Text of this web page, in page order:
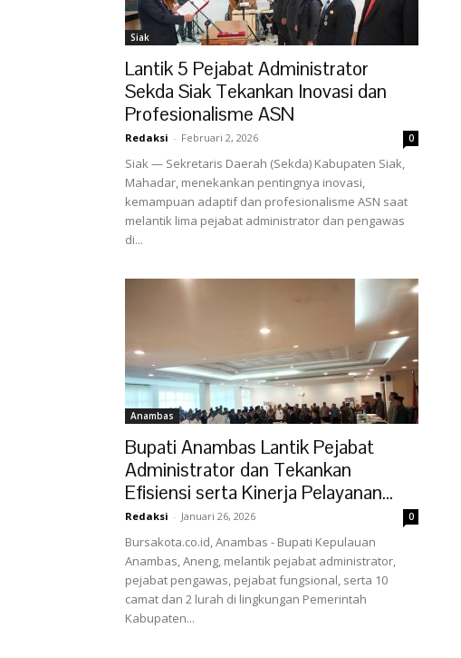
Siak
Lantik 5 Pejabat Administrator
Sekda Siak Tekankan Inovasi dan
Profesionalisme ASN
Redaksi - Februari 2, 2026 0
Siak — Sekretaris Daerah (Sekda) Kabupaten Siak,
Mahadar, menekankan pentingnya inovasi,
kemampuan adaptif dan profesionalisme ASN saat
melantik lima pejabat administrator dan pengawas
di...
Anambas
Bupati Anambas Lantik Pejabat
Administrator dan Tekankan
Efisiensi serta Kinerja Pelayanan...
Redaksi - Januari 26, 2026 0
Bursakota.co.id, Anambas - Bupati Kepulauan
Anambas, Aneng, melantik pejabat administrator,
pejabat pengawas, pejabat fungsional, serta 10
camat dan 2 lurah di lingkungan Pemerintah
Kabupaten...